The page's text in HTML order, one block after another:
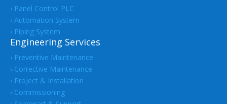
› Panel Control PLC
› Automation System
› Piping System
Engineering Services
› Preventive Maintenance
› Corrective Maintenance
› Project & Installation
› Commissioning